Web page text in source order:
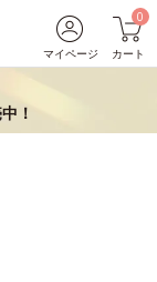
マイページ
0
カート
！